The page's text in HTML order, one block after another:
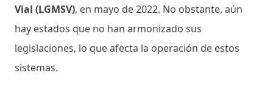
Vial (LGMSV), en mayo de 2022. No obstante, aún
hay estados que no han armonizado sus
legislaciones, lo que afecta la operación de estos
sistemas.